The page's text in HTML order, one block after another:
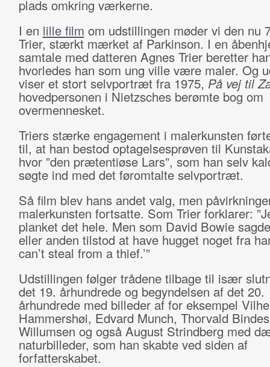
plads omkring værkerne.
I en lille film om udstillingen møder vi den nu
Trier, stærkt mærket af Parkinson. I en
samtale med datteren Agnes Trier beretter
hvorledes han som ung ville være maler. Og
viser et stort selvportræt fra 1975, På vej til
hovedpersonen i Nietzsches berømte bog om
overmennesket.
Triers stærke engagement i malerkunsten
til, at han bestod optagelsesprøven til
hvor ”den prætentiøse Lars”, som han selv
søgte ind med det føromtalte selvportræt.
Så film blev hans andet valg, men
malerkunsten fortsatte. Som Trier forklarer:
planket det hele. Men som David Bowie
eller anden tilstod at have hugget noget fra
can’t steal from a thief.’”
Udstillingen følger trådene tilbage til især
det 19. århundrede og begyndelsen af det 20.
århundrede med billeder af for eksempel
Hammershøi, Edvard Munch, Thorvald
Willumsen og også August Strindberg med
naturbilleder, som han skabte ved siden af
forfatterskabet.